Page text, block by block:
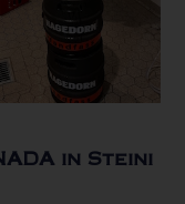
in Steini